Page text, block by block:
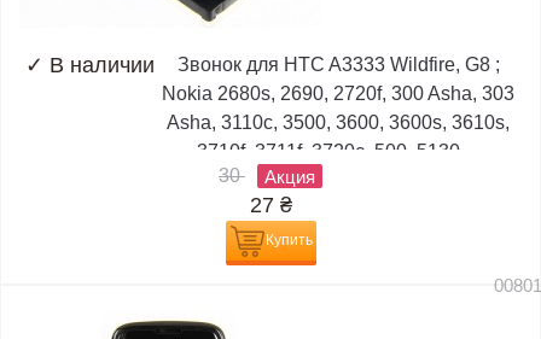
✓ В наличии
Звонок для HTC A3333 Wildfire, G8 ;
Nokia 2680s, 2690, 2720f, 300 Asha, 303
Asha, 3110c, 3500, 3600, 3600s, 3610s,
3710f, 3711f, 3720c, 500, 5130,...
30
Акция
27 ₴
Купить